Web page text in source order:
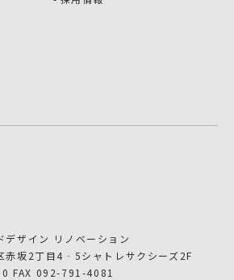
デザイン リノベーション
赤坂2丁目4‐5シャトレサクシーズ2F
FAX 092-791-4081